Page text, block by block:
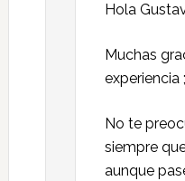
Hola
Muchas
experiencia
No te
siempre
aunque